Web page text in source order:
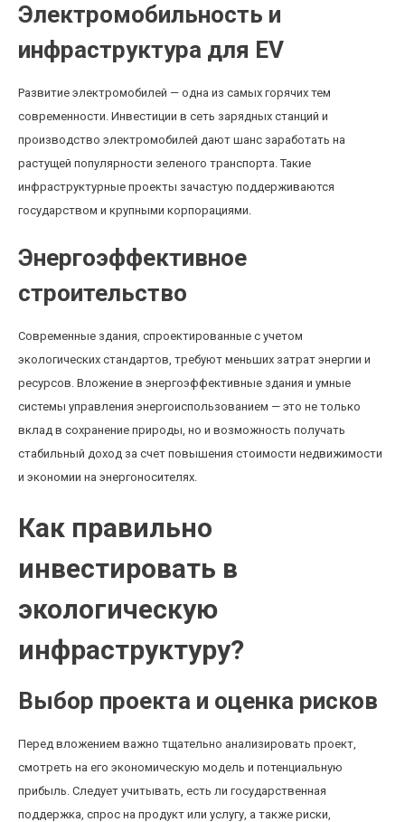
Электромобильность и
инфраструктура для EV
Развитие электромобилей — одна из самых горячих тем
современности. Инвестиции в сеть зарядных станций и
производство электромобилей дают шанс заработать на
растущей популярности зеленого транспорта. Такие
инфраструктурные проекты зачастую поддерживаются
государством и крупными корпорациями.
Энергоэффективное
строительство
Современные здания, спроектированные с учетом
экологических стандартов, требуют меньших затрат энергии и
ресурсов. Вложение в энергоэффективные здания и умные
системы управления энергоиспользованием — это не только
вклад в сохранение природы, но и возможность получать
стабильный доход за счет повышения стоимости недвижимости
и экономии на энергоносителях.
Как правильно
инвестировать в
экологическую
инфраструктуру?
Выбор проекта и оценка рисков
Перед вложением важно тщательно анализировать проект,
смотреть на его экономическую модель и потенциальную
прибыль. Следует учитывать, есть ли государственная
поддержка, спрос на продукт или услугу, а также риски,